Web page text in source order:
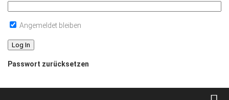
Angemeldet bleiben
Passwort zurücksetzen